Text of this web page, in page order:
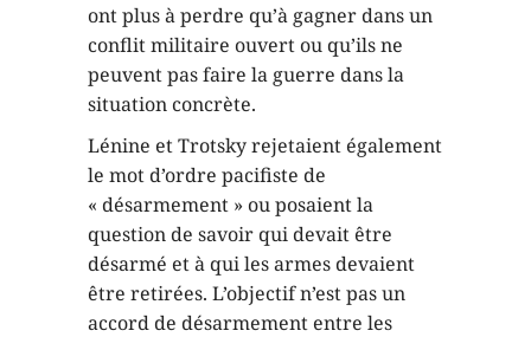
ont plus à perdre qu’à gagner dans un
conflit militaire ouvert ou qu’ils ne
peuvent pas faire la guerre dans la
situation concrète.
Lénine et Trotsky rejetaient également
le mot d’ordre pacifiste de
« désarmement » ou posaient la
question de savoir qui devait être
désarmé et à qui les armes devaient
être retirées. L’objectif n’est pas un
accord de désarmement entre les